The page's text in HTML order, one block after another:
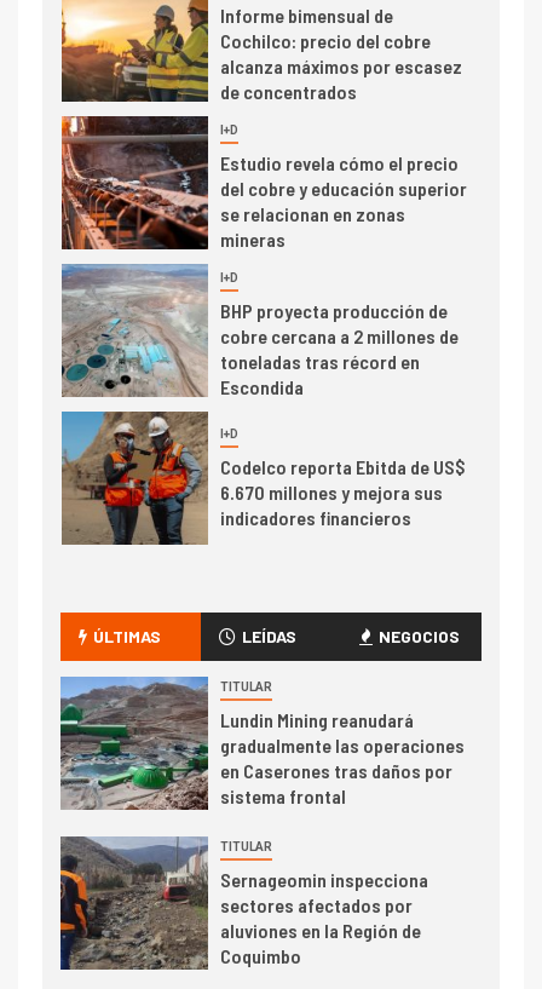
Informe bimensual de
Cochilco: precio del cobre
alcanza máximos por escasez
de concentrados
5 I+D
Estudio revela cómo el precio
del cobre y educación superior
se relacionan en zonas
mineras
6 I+D
BHP proyecta producción de
cobre cercana a 2 millones de
toneladas tras récord en
Escondida
I+D
Codelco reporta Ebitda de US$
6.670 millones y mejora sus
indicadores financieros
camión 100% eléctrico para
transportar cátodos al Puerto
de San Antonio
2
I+D
Producción minera en mayo de
2026 cae 10,6%
3
PIB minero impacta el
crecimiento regional: Banco
Central reporta resultados
ÚLTIMAS LEÍDAS NEGOCIOS
TITULAR
Lundin Mining reanudará
gradualmente las operaciones
en Caserones tras daños por
sistema frontal
TITULAR
Sernageomin inspecciona
sectores afectados por
aluviones en la Región de
Coquimbo